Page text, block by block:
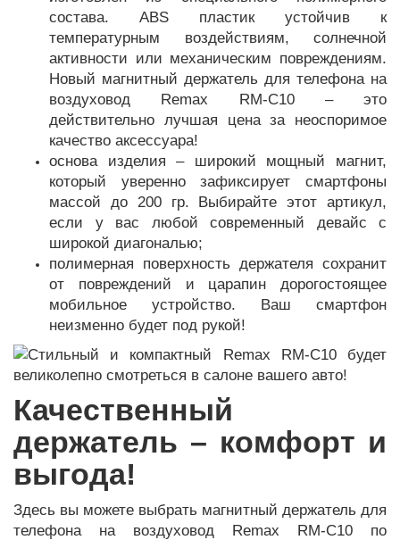
состава. ABS пластик устойчив к
температурным воздействиям, солнечной
активности или механическим повреждениям.
Новый магнитный держатель для телефона на
воздуховод Remax RM-C10 – это
действительно лучшая цена за неоспоримое
качество аксессуара!
основа изделия – широкий мощный магнит,
который уверенно зафиксирует смартфоны
массой до 200 гр. Выбирайте этот артикул,
если у вас любой современный девайс с
широкой диагональю;
полимерная поверхность держателя сохранит
от повреждений и царапин дорогостоящее
мобильное устройство. Ваш смартфон
неизменно будет под рукой!
Качественный
держатель – комфорт и
выгода!
Здесь вы можете выбрать магнитный держатель для
телефона на воздуховод Remax RM-C10 по